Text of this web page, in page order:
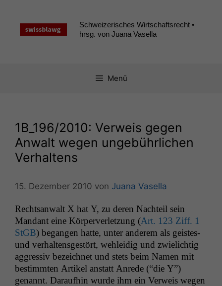
springen
Schweizerisches Wirtschaftsrecht •
hrsg. von Juana Vasella
Menü
1B_196/2010: Verweis gegen
Anwalt wegen ungebührlichen
Verhaltens
15. Dezember 2010 von Juana Vasella
Recht­san­walt X hat Y, zu deren Nachteil sein
Man­dant eine Kör­per­ver­let­zung (Art. 123 Ziff. 1
StGB) began­gen hat­te, unter anderem als geistes-
und ver­hal­tens­gestört, wehlei­dig und zwielichtig
aggres­siv beze­ich­net und stets beim Namen mit
bes­timmten Artikel anstatt Anrede (“die Y”)
genan­nt. Daraufhin wurde ihm ein Ver­weis wegen